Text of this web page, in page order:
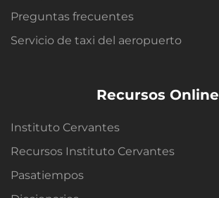
Preguntas frecuentes
Servicio de taxi del aeropuerto
Recursos Online
Instituto Cervantes
Recursos Instituto Cervantes
Pasatiempos